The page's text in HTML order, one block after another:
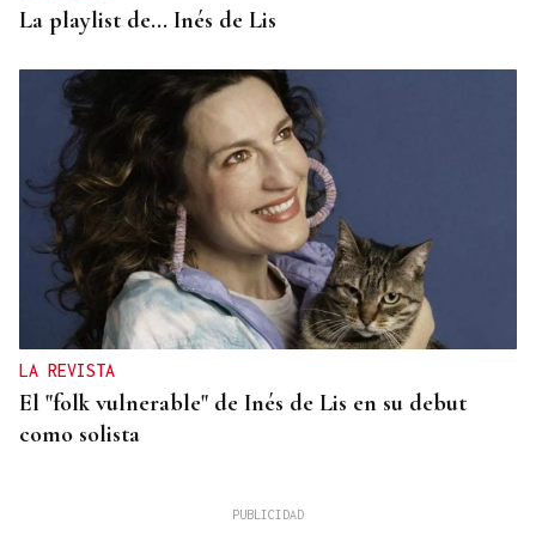
La playlist de... Inés de Lis
LA REVISTA
El "folk vulnerable" de Inés de Lis en su debut
como solista